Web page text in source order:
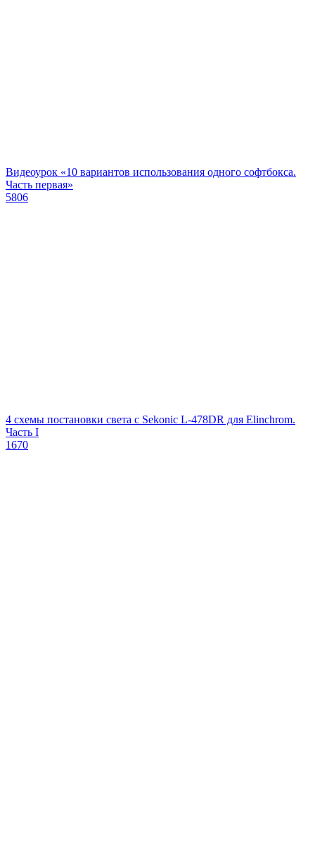
Видеоурок «10 вариантов использования одного софтбокса.
Часть первая»
5806
4 схемы постановки света с Sekonic L-478DR для Elinchrom.
Часть I
1670